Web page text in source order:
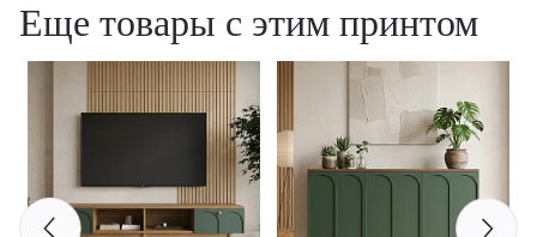
Еще товары с этим принтом